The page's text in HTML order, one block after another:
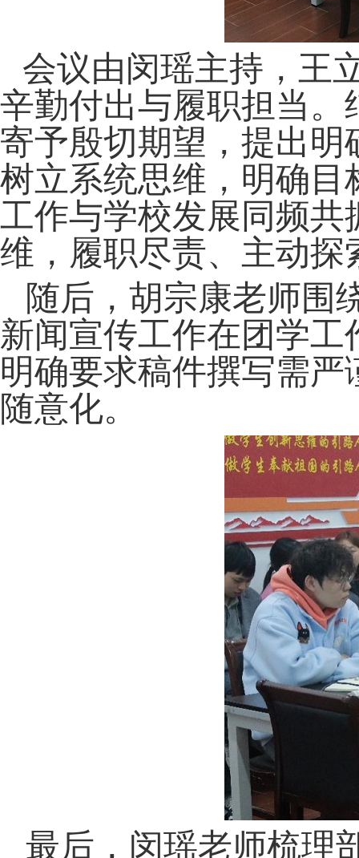
会议由闵瑶主持， 王
辛勤付出与履职担当
寄予殷切期望 ， 提出明
树立系统思维，明确
工作与学校发展同频
维，履职尽责、主动
随后，胡宗康老师围
新闻宣传工作在团学
明确要求稿件撰写需
随意化。
最后，闵瑶老师梳理